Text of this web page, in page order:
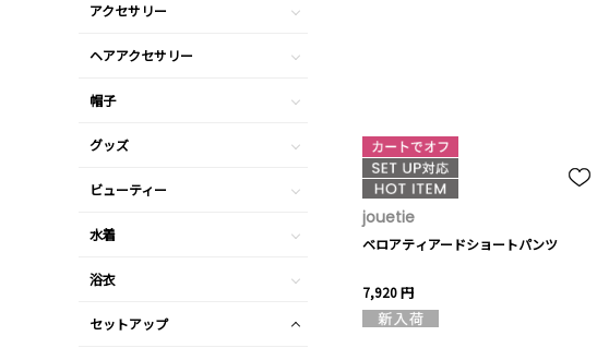
jouetie
ベロアティアードショートパンツ
7,920 円
アクセサリー
ヘアアクセサリー
帽子
グッズ
ビューティー
水着
浴衣
セットアップ